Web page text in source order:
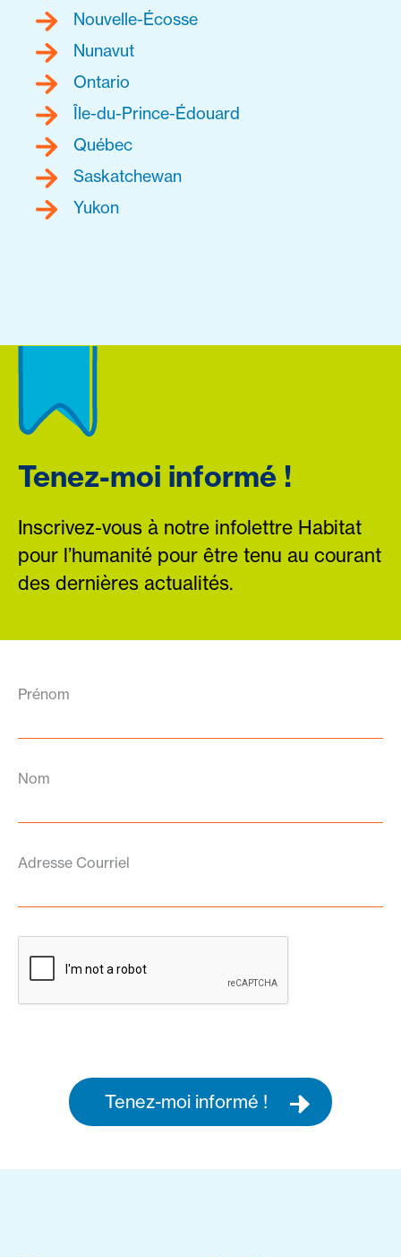
Nouvelle-Écosse
Nunavut
Ontario
Île-du-Prince-Édouard
Québec
Saskatchewan
Yukon
Tenez-moi informé !
Inscrivez-vous à notre infolettre Habitat
pour l’humanité pour être tenu au courant
des dernières actualités.
Prénom
Nom
Adresse Courriel
Tenez-moi informé !